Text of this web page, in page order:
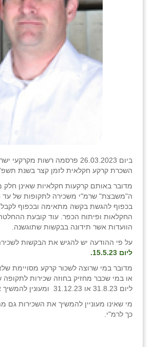
ביום 26.03.2023 פרסמה רשות
השכרת קרקע חקלאית לזמן קצר בשנת תשפ"ד (2023-
מדובר באותם קרקעות חקלאיות שאינן חלק
בכפוף להגשת בקשה מתאימה ובכפוף
החקלאות ופיתוח הכפר. עוד קובעת
הוועדות אשר תידונה בבקשות שתוגשנה.
על פי ההודעה יש להגיש את הבקשות
ליום 15.5.23.
מדובר במי שרוצה לשכור קרקע מסויימת
או במי שכבר מחזיק בחוזה שכירות
ליום 31.8.23 או 31.12.23 ומעונין להמשיך את השכירות.
מי שאינו מעוניין להמשיך את השכירות גם
כך לרמ"י.
עין חצבה
עין תמר
עמרים
קורנית
קלחים
רועי
רימונים
רמות השבים